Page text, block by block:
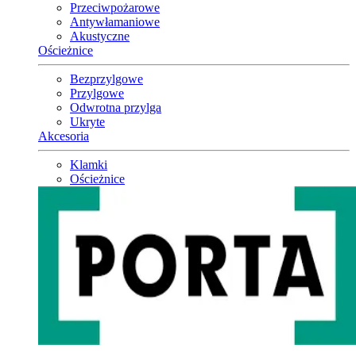
Przeciwpożarowe
Antywłamaniowe
Akustyczne
Ościeżnice
Bezprzylgowe
Przylgowe
Odwrotna przylga
Ukryte
Akcesoria
Klamki
Ościeżnice